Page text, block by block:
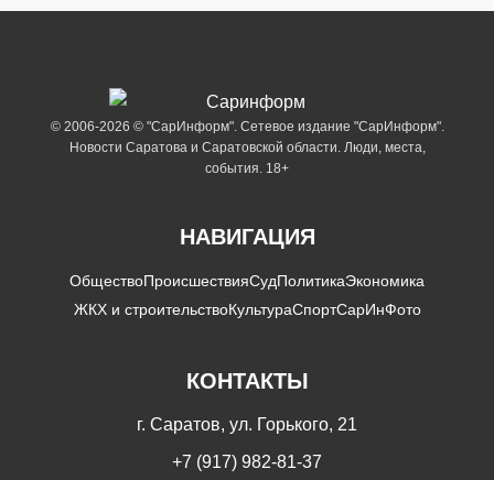
© 2006-2026 © "СарИнформ". Сетевое издание "СарИнформ".
Новости Саратова и Саратовской области. Люди, места,
события. 18+
НАВИГАЦИЯ
ОбществоПроисшествияСудПолитикаЭкономика
ЖКХ и строительствоКультураСпортСарИнФото
КОНТАКТЫ
г. Саратов, ул. Горького, 21
+7 (917) 982-81-37